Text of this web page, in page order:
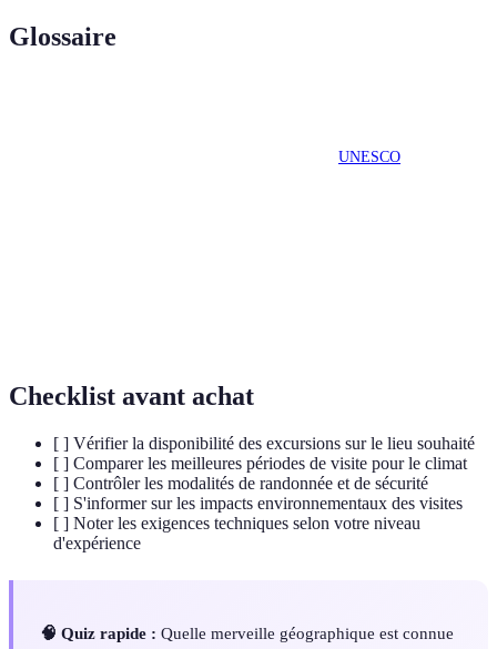
Glossaire
UNESCO
Checklist avant achat
[ ] Vérifier la disponibilité des excursions sur le lieu souhaité
[ ] Comparer les meilleures périodes de visite pour le climat
[ ] Contrôler les modalités de randonnée et de sécurité
[ ] S'informer sur les impacts environnementaux des visites
[ ] Noter les exigences techniques selon votre niveau
d'expérience
🧠 Quiz rapide : Quelle merveille géographique est connue